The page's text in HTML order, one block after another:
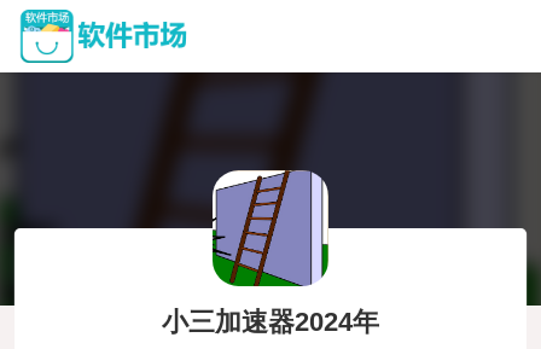
小三加速器2024年